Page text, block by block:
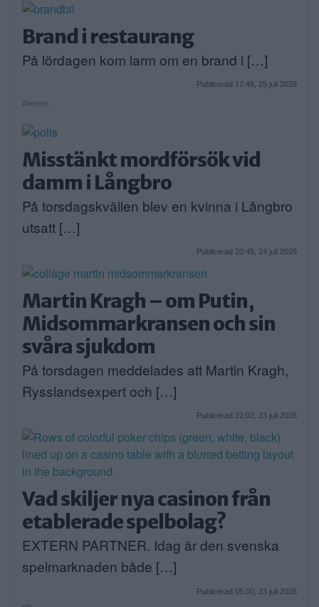
Brand i restaurang
På lördagen kom larm om en brand i […]
Publicerad 17:48, 25 juli 2026
Annons:
Misstänkt mordförsök vid
damm i Långbro
På torsdagskvällen blev en kvinna i Långbro
utsatt […]
Publicerad 20:45, 24 juli 2026
Martin Kragh – om Putin,
Midsommarkransen och sin
svåra sjukdom
På torsdagen meddelades att Martin Kragh,
Rysslandsexpert och […]
Publicerad 22:02, 23 juli 2026
Vad skiljer nya casinon från
etablerade spelbolag?
EXTERN PARTNER. Idag är den svenska
spelmarknaden både […]
Publicerad 05:00, 23 juli 2026